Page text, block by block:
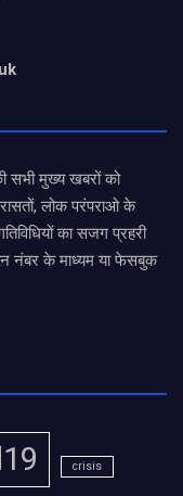
सभी मुख्य खबरों को
लोक परंपराओ के
का सजग प्रहरी
नंबर के माध्यम या फेसबुक
crisis